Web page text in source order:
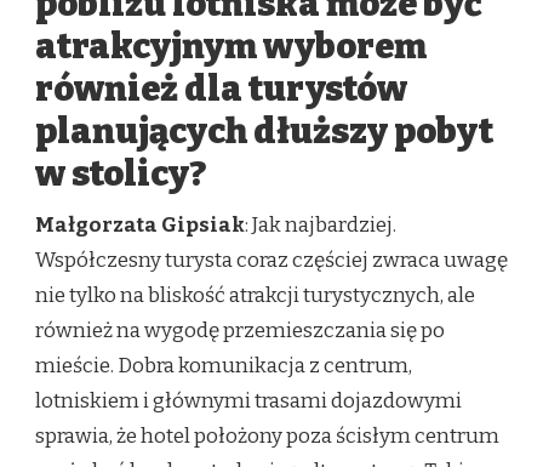
atrakcyjnym wyborem
również dla turystów
planujących dłuższy pobyt
w stolicy?
Małgorzata Gipsiak: Jak najbardziej.
Współczesny turysta coraz częściej zwraca uwagę
nie tylko na bliskość atrakcji turystycznych, ale
również na wygodę przemieszczania się po
mieście. Dobra komunikacja z centrum,
lotniskiem i głównymi trasami dojazdowymi
sprawia, że hotel położony poza ścisłym centrum